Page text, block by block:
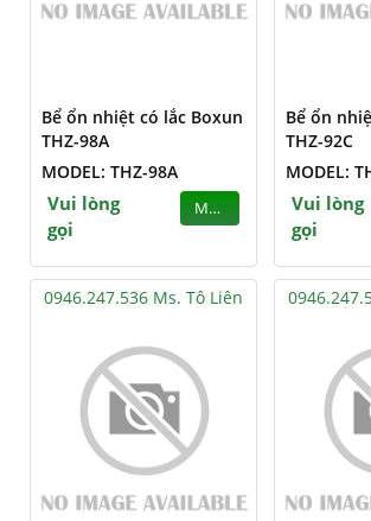
Bể ổn nhiệt có lắc Boxun
THZ-98A
MODEL: THZ-98A
Vui lòng
gọi
MUA
Bể ổn
THZ-92C
MODEL:
Vui lòng
gọi
0946.247.536 Ms. Tô Liên